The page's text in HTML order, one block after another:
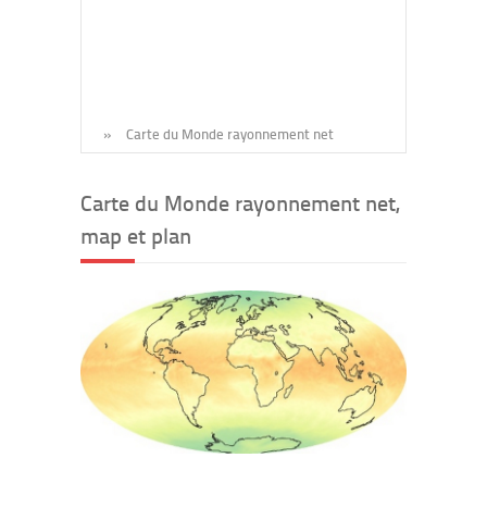
» Carte du Monde rayonnement net
Carte du Monde rayonnement net,
map et plan